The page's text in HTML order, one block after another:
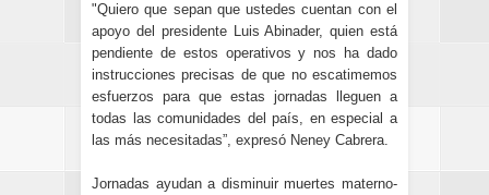
"Quiero que sepan que ustedes cuentan con el
apoyo del presidente Luis Abinader, quien está
pendiente de estos operativos y nos ha dado
instrucciones precisas de que no escatimemos
esfuerzos para que estas jornadas lleguen a
todas las comunidades del país, en especial a
las más necesitadas”, expresó Neney Cabrera.
Jornadas ayudan a disminuir muertes materno-